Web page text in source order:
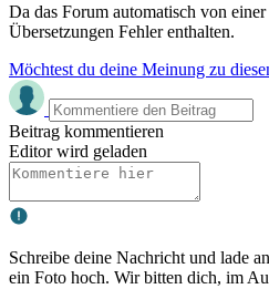
Da das Forum automatisch von
Übersetzungen Fehler enthalten.
Möchtest du deine Meinung zu
Beitrag kommentieren
Editor wird geladen
Schreibe deine Nachricht und lade
ein Foto hoch. Wir bitten dich, im